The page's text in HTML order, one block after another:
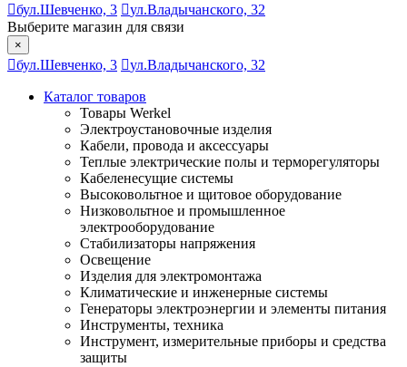
бул.Шевченко, 3
ул.Владычанского, 32
Выберите магазин для связи
×
бул.Шевченко, 3 ул.Владычанского, 32
Каталог товаров
Товары Werkel
Электроустановочные изделия
Кабели, провода и аксессуары
Теплые электрические полы и терморегуляторы
Кабеленесущие системы
Высоковольтное и щитовое оборудование
Низковольтное и промышленное
электрооборудование
Стабилизаторы напряжения
Освещение
Изделия для электромонтажа
Климатические и инженерные системы
Генераторы электроэнергии и элементы питания
Инструменты, техника
Инструмент, измерительные приборы и средства
защиты